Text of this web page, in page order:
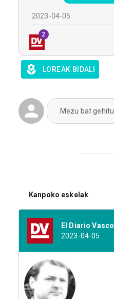
2023-04-05
2
LOREAK BIDALI
Mezu bat gehitu
Kanpoko eskelak
El Diario Vasco
2023-04-05